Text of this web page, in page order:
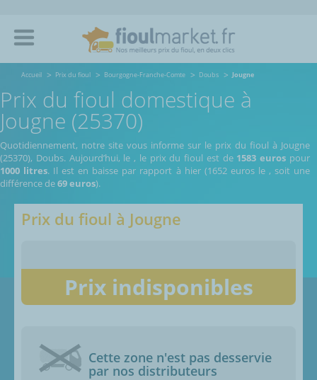
Accueil Prix du fioul Bourgogne-Franche-Comte Doubs Jougne
Prix du fioul domestique à
Jougne (25370)
Quotidiennement, notre site vous informe sur le prix du fioul à Jougne
(25370), Doubs. Aujourd’hui, le, le prix du fioul est de 1583 euros pour
1000 litres. Il est en baisse par rapport à hier (1652 euros le , soit une
différence de69 euros).
Prix du fioul à Jougne
Prix indisponibles
Cette zone n'est pas desservie
par nos distributeurs